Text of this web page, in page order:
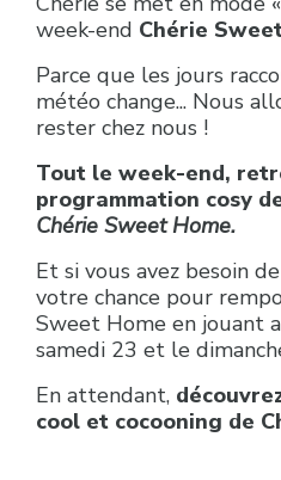
week-end Chérie
Parce que les jours
météo change... Nous
rester chez nous !
Tout le week-end,
programmation cosy
Chérie Sweet Home.
Et si vous avez besoin
votre chance pour
Sweet Home en jouant
samedi 23 et le
En attendant,
cool et cocooning de